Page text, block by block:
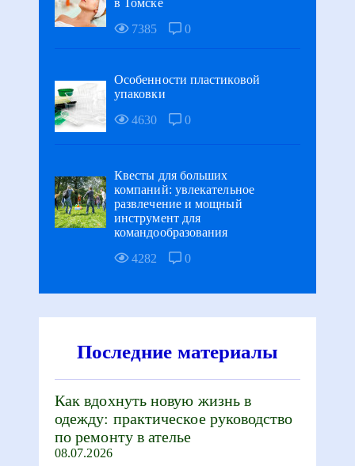
в Томске
7385
0
Особенности пластиковой
упаковки
4630
0
Квесты для больших
компаний: увлекательное
развлечение и мощный
инструмент для
командообразования
4282
0
Последние материалы
Как вдохнуть новую жизнь в
одежду: практическое руководство
по ремонту в ателье
08.07.2026